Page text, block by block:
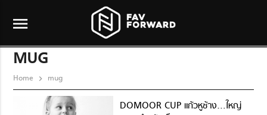
menu
MUG
Home mug
DOMOOR CUP แก้วหูช้าง…ใหญ่